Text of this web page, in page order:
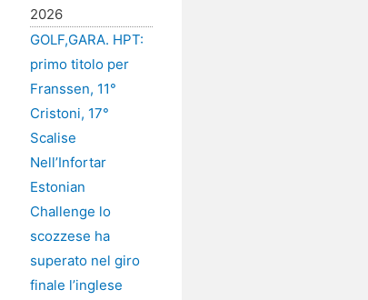
2026
GOLF,GARA. HPT:
primo titolo per
Franssen, 11°
Cristoni, 17°
Scalise
Nell’Infortar
Estonian
Challenge lo
scozzese ha
superato nel giro
finale l’inglese